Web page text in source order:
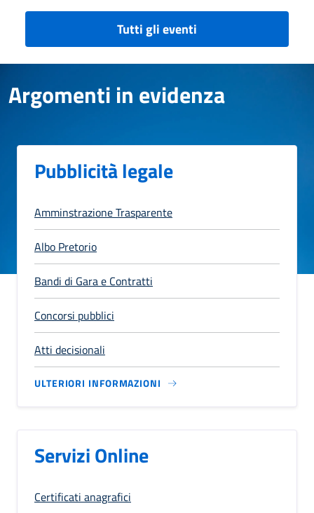
Tutti gli eventi
Argomenti in evidenza
Pubblicità legale
Amminstrazione Trasparente
Albo Pretorio
Bandi di Gara e Contratti
Concorsi pubblici
Atti decisionali
ULTERIORI INFORMAZIONI
Servizi Online
Certificati anagrafici